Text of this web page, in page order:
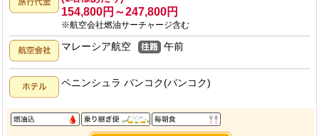
154,800円～247,800円
※航空会社燃油サーチャージ含む
マレーシア航空 午前
ペニンシュラ バンコク(バンコク)